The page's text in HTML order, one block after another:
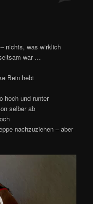
nichts, was wirklich
war …
Bein hebt
hoch und runter
selber ab
nachzuziehen – aber